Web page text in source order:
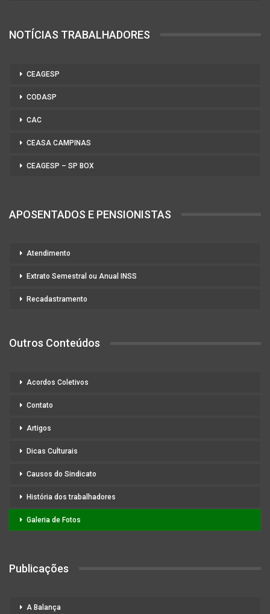
NOTÍCIAS TRABALHADORES
CEAGESP
CODASP
CAC
CEASA CAMPINAS
CEAGESP – SP BOX
APOSENTADOS E PENSIONISTAS
Atendimento
Extrato Semestral ou Anual INSS
Recadastramento
Outros Conteúdos
Acordos Coletivos
Contato
Artigos
Dicas Culturais
Causos do Sindicato
História dos trabalhadores
Galeria de Fotos
Publicações
A Balança